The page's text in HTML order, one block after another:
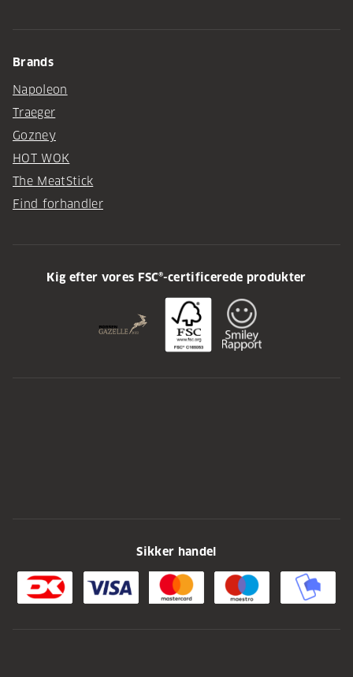
Brands
Napoleon
Traeger
Gozney
HOT WOK
The MeatStick
Find forhandler
Kig efter vores FSC®-certificerede produkter
Sikker handel